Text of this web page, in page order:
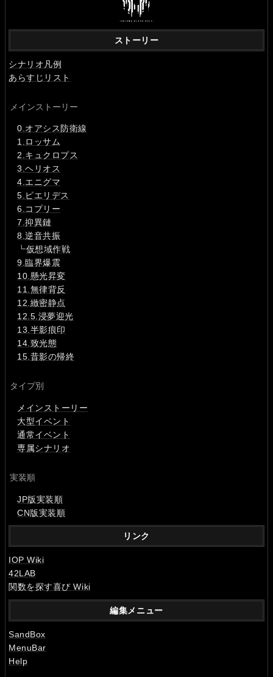
ストーリー
シナリオ凡例
あらすじリスト
メインストーリー
0.オアシス防衛線
1.ロッサム
2.キュクロプス
3.ヘリオス
4.エニグマ
5.ピエリデス
6.コプリー
7.抑異鏈
8.逆音共振
┗仮想域作戦
9.臨界爆震
10.懸光昇変
11.無律背反
12.緻密静点
12.5.浸夢迎光
13.半影痕印
14.致光態
15.昔影の帰終
タイプ別
メインストーリー
大型イベント
通常イベント
専属シナリオ
実装順
JP版実装順
CN版実装順
リンク
IOP Wiki
42LAB
関数を探す喜び Wiki
編集メニュー
SandBox
MenuBar
Help